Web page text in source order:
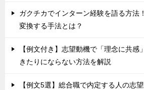
ガクチカでインターン経験を語る方法
変換する手法とは？
【例文付き】志望動機で「理念に共感
きたりにならない方法を解説
【例文5選】総合職で内定する人の志